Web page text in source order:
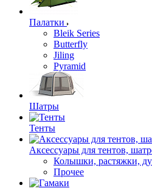
Палатки
Bleik Series
Butterfly
Jiling
Pyramid
Шатры
Тенты
Аксессуары для тентов,
Колышки, растяжки,
Прочее